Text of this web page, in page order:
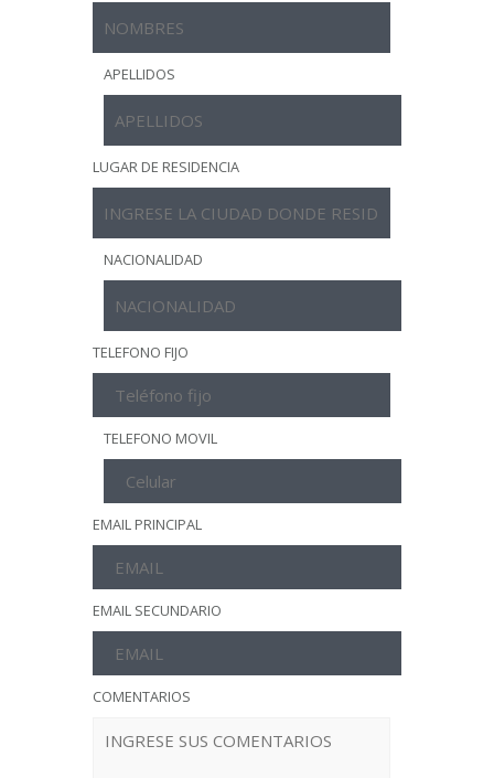
APELLIDOS
LUGAR DE RESIDENCIA
NACIONALIDAD
TELEFONO FIJO
TELEFONO MOVIL
EMAIL PRINCIPAL
EMAIL SECUNDARIO
COMENTARIOS